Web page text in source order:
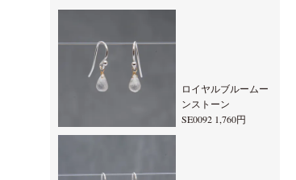
ロイヤルブルームー
ンストーン
SE0092 1,760円